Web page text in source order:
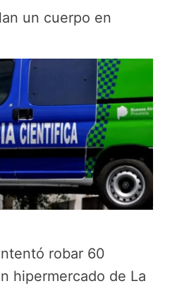
un cuerpo en
robar 60
hipermercado de La